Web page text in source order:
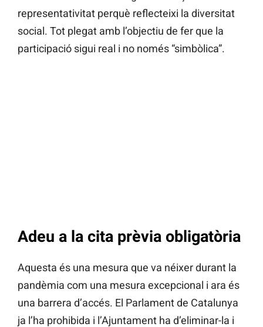
representativitat perquè reflecteixi la diversitat
social. Tot plegat amb l’objectiu de fer que la
participació sigui real i no només “simbòlica”.
Adeu a la cita prèvia obligatòria
Aquesta és una mesura que va néixer durant la
pandèmia com una mesura excepcional i ara és
una barrera d’accés. El Parlament de Catalunya
ja l’ha prohibida i l’Ajuntament ha d’eliminar-la i